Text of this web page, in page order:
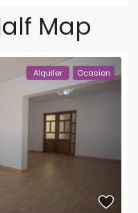
Map
Alquiler Ocasion